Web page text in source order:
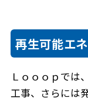
再生可能エ
Ｌｏｏｏｐでは
工事、さらには